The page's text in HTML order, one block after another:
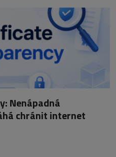
Nenápadná
chránit internet